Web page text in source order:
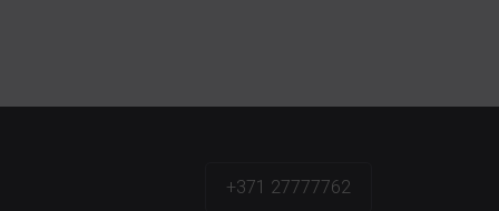
+371 27777762